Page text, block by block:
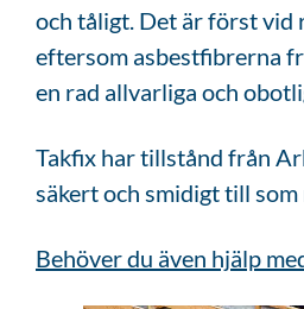
och tåligt. Det är först vid
eftersom asbestfibrerna
en rad allvarliga och
Takfix har tillstånd från
säkert och smidigt till
Behöver du även hjälp